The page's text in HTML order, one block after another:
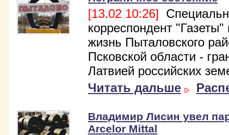
[13.02 10:26]
корреспондент "Газеты"
жизнь Пыталовского
Псковской области -
Латвией российских
Читать дальше
Владимир Лисин увел
Arcelor Mittal